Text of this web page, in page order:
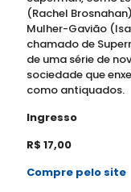
(Rachel
Mulher-Gavião
chamado de
de uma série de
sociedade que
como antiquados.
Ingresso
R$ 17,00
Compre pelo site